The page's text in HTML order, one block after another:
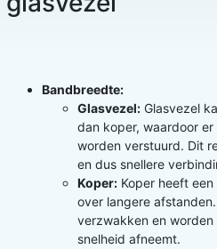
Bandbreedte:
Glasvezel: Glasvezel
dan koper, waardoor
worden verstuurd. Dit
en dus snellere
Koper: Koper heeft
over langere
verzwakken en
snelheid afneemt.